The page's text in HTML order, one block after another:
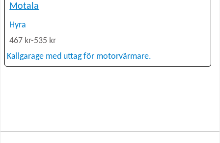
Motala
Hyra
467 kr-535 kr
Kallgarage med uttag för motorvärmare.